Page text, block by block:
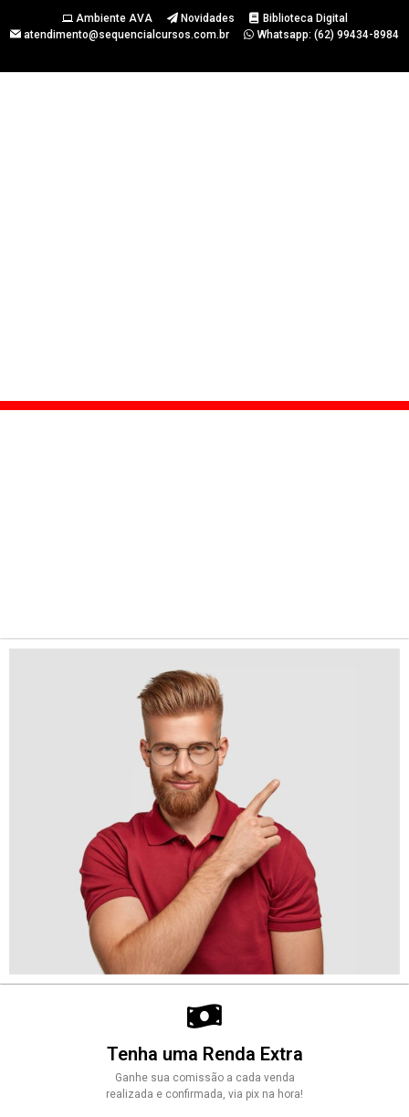
Ambiente AVA Novidades
Biblioteca Digital
atendimento@sequencialcursos.com.br
Whatsapp: (62) 99434-8984
Tenha uma Renda Extra
Ganhe sua comissão a cada venda
realizada e confirmada, via pix na hora!